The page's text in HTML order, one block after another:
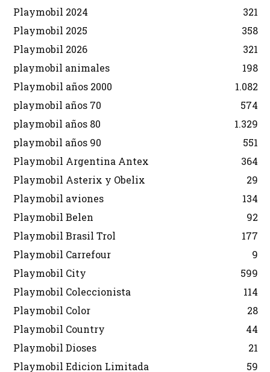
Playmobil 2024
321
Playmobil 2025
358
Playmobil 2026
321
playmobil animales
198
Playmobil años 2000
1.082
playmobil años 70
574
playmobil años 80
1.329
playmobil años 90
551
Playmobil Argentina Antex
364
Playmobil Asterix y Obelix
29
Playmobil aviones
134
Playmobil Belen
92
Playmobil Brasil Trol
177
Playmobil Carrefour
9
Playmobil City
599
Playmobil Coleccionista
114
Playmobil Color
28
Playmobil Country
44
Playmobil Dioses
21
Playmobil Edicion Limitada
59